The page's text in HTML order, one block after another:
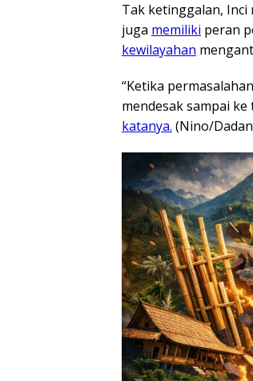
Tak ketinggalan,
juga memiliki peran
kewilayahan
“Ketika permasalahan
mendesak sampai
katanya. (Nino/